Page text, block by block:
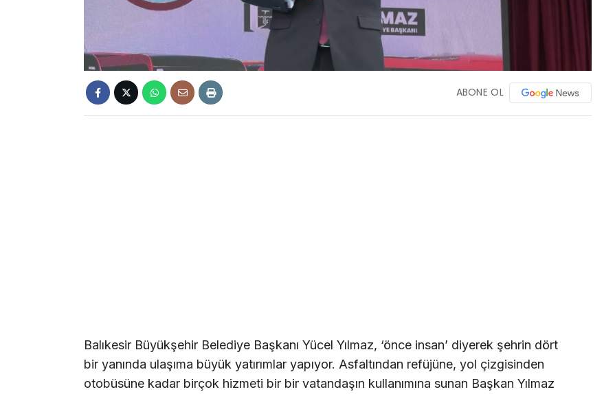
ABONE OL
Balıkesir Büyükşehir Belediye Başkanı Yücel Yılmaz, ‘önce insan’ diyerek şehrin dört
bir yanında ulaşıma büyük yatırımlar yapıyor. Asfaltından refüjüne, yol çizgisinden
otobüsüne kadar birçok hizmeti bir bir vatandaşın kullanımına sunan Başkan Yılmaz